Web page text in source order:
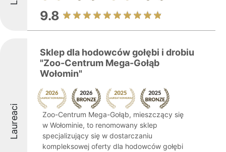
9.8
Laureaci
Sklep dla hodowców gołębi i drobiu
"Zoo-Centrum Mega-Gołąb
Wołomin"
Zoo-Centrum Mega-Gołąb, mieszczący się
w Wołominie, to renomowany sklep
specjalizujący się w dostarczaniu
kompleksowej oferty dla hodowców gołębi